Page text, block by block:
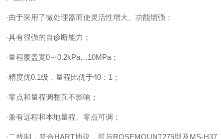
·由于采用了微处理器而使灵活性增大、功能增强；
·具有很强的自诊断能力；
·量程覆盖宽0～0.2kPa…10MPa；
·精度优0.1级，量程比优于40：1；
·零点和量程调整互不影响；
·兼有远程和本地量程、零点可调；
·二线制，符合HART协议，可与ROSEMOUNT275型及MS-H37